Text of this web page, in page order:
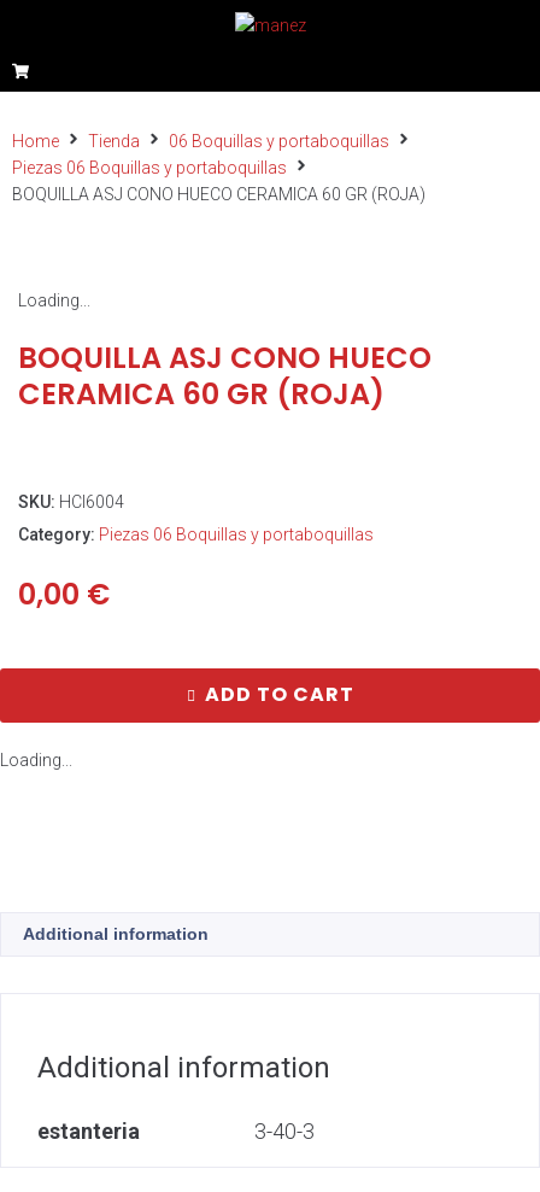
Home Tienda
06 Boquillas y portaboquillas
Piezas 06 Boquillas y portaboquillas
BOQUILLA ASJ CONO HUECO CERAMICA 60 GR (ROJA)
Loading...
BOQUILLA ASJ CONO HUECO
CERAMICA 60 GR (ROJA)
SKU: HCI6004
Category: Piezas 06 Boquillas y portaboquillas
0,00 €
ADD TO CART
Loading...
Additional information
Additional information
estanteria 3-40-3